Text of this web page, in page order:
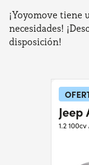
¡Yoyomove tiene
necesidades!
disposición!
Jeep
1.2